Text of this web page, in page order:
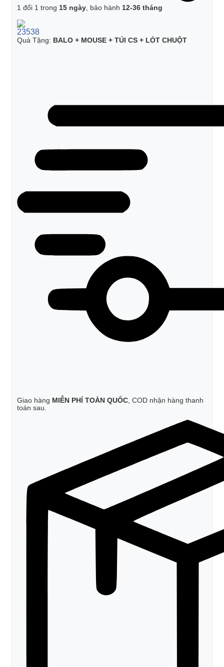
1 đổi 1 trong 15 ngày , bảo hành 12-36 tháng
Quà Tặng: BALO + MOUSE + TÚI CS + LÓT CHUỘT
Giao hàng MIỄN PHÍ TOÀN QUỐC , COD nhận hàng thanh
toán sau.